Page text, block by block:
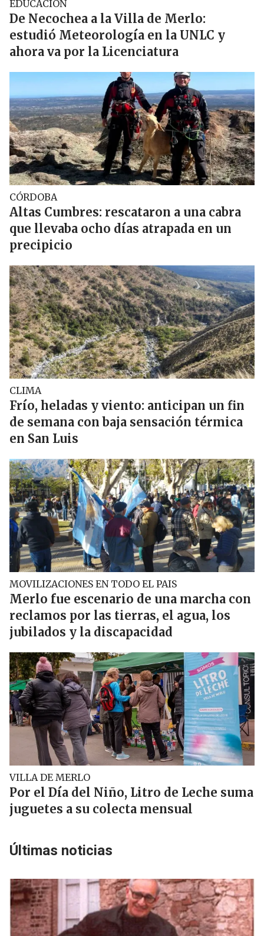
EDUCACIÓN
De Necochea a la Villa de Merlo:
estudió Meteorología en la UNLC y
ahora va por la Licenciatura
CÓRDOBA
Altas Cumbres: rescataron a una cabra
que llevaba ocho días atrapada en un
precipicio
CLIMA
Frío, heladas y viento: anticipan un fin
de semana con baja sensación térmica
en San Luis
MOVILIZACIONES EN TODO EL PAIS
Merlo fue escenario de una marcha con
reclamos por las tierras, el agua, los
jubilados y la discapacidad
VILLA DE MERLO
Por el Día del Niño, Litro de Leche suma
juguetes a su colecta mensual
Últimas noticias